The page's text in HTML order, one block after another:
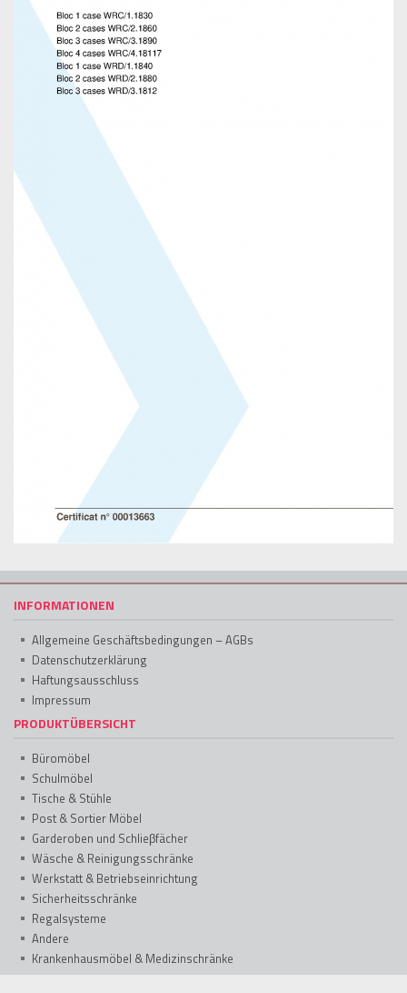
INFORMATIONEN
Allgemeine Geschäftsbedingungen – AGBs
Datenschutzerklärung
Haftungsausschluss
Impressum
PRODUKTÜBERSICHT
Büromöbel
Schulmöbel
Tische & Stühle
Post & Sortier Möbel
Garderoben und Schlieβfächer
Wäsche & Reinigungsschränke
Werkstatt & Betriebseinrichtung
Sicherheitsschränke
Regalsysteme
Andere
Krankenhausmöbel & Medizinschränke